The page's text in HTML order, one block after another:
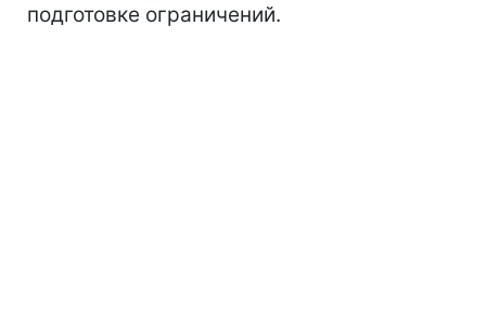
подготовке ограничений.